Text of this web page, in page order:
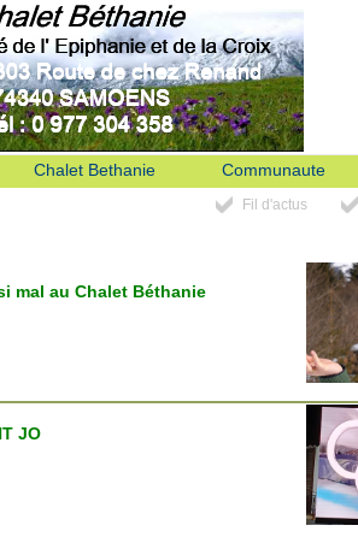
Chalet Bethanie Communaute
Fil d'actus
mal au Chalet Béthanie
JO